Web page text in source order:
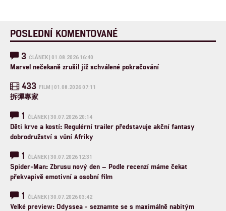
POSLEDNÍ KOMENTOVANÉ
3 ČLÁNEK | 01.08.2026 16:40
Marvel nečekaně zrušil již schválené pokračování
433 FILM | 01.08.2026 07:11
拆彈專家
1 ČLÁNEK | 30.07.2026 20:14
Děti krve a kostí: Regulérní trailer představuje akční fantasy
dobrodružství s vůní Afriky
1 ČLÁNEK | 30.07.2026 12:31
Spider-Man: Zbrusu nový den – Podle recenzí máme čekat
překvapivě emotivní a osobní film
1 ČLÁNEK | 30.07.2026 03:42
Velké preview: Odyssea - seznamte se s maximálně nabitým